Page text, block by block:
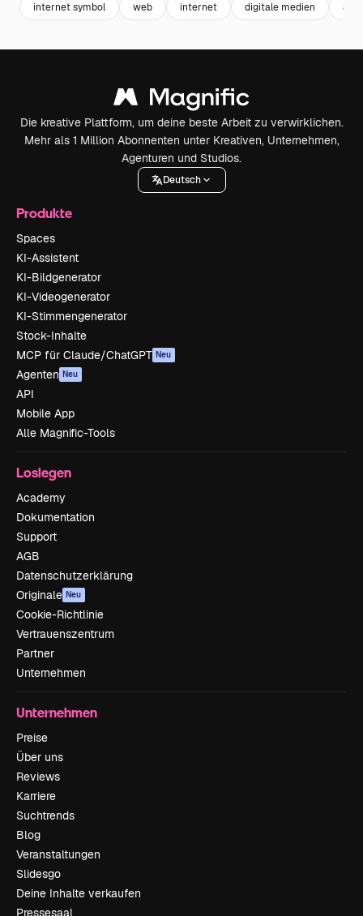
internet symbol web internet digitale medien
Die kreative Plattform, um deine beste Arbeit zu verwirklichen.
Mehr als 1 Million Abonnenten unter Kreativen, Unternehmen,
Agenturen und Studios.
Deutsch
Produkte
Spaces
KI-Assistent
KI-Bildgenerator
KI-Videogenerator
KI-Stimmengenerator
Stock-Inhalte
MCP für Claude/ChatGPT Neu
Agenten Neu
API
Mobile App
Alle Magnific-Tools
Loslegen
Academy
Dokumentation
Support
AGB
Datenschutzerklärung
Originale Neu
Cookie-Richtlinie
Vertrauenszentrum
Partner
Unternehmen
Unternehmen
Preise
Über uns
Reviews
Karriere
Suchtrends
Blog
Veranstaltungen
Slidesgo
Deine Inhalte verkaufen
Pressesaal